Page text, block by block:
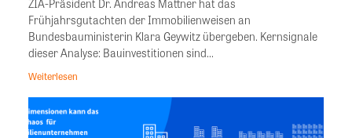
Frühjahrsgutachten der Immobilienweisen an
Bundesbauministerin Klara Geywitz übergeben. Kernsignale
dieser Analyse: Bauinvestitionen sind...
Weiterlesen